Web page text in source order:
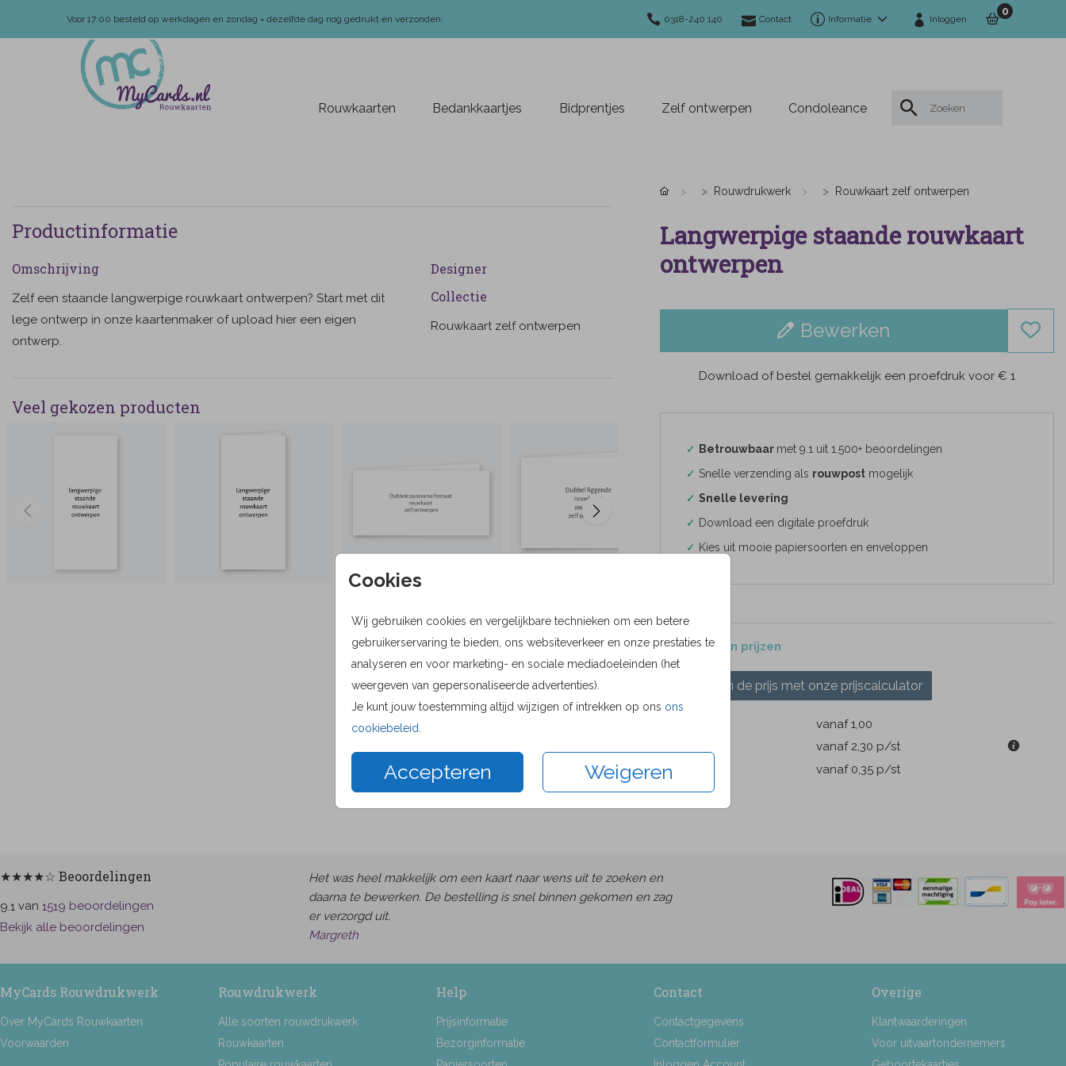
Voor 17:00 besteld op werkdagen en zondag = dezelfde dag nog gedrukt en verzonden. 0318-240 140 Contact Informatie Inloggen
0
Rouwkaarten Bedankkaartjes Bidprentjes Zelf ontwerpen Condoleance
Cookies
Wij gebruiken cookies en vergelijkbare technieken om een betere
gebruikerservaring te bieden, ons websiteverkeer en onze prestaties te
analyseren en voor marketing- en sociale mediadoeleinden (het
weergeven van gepersonaliseerde advertenties).
Je kunt jouw toestemming altijd wijzigen of intrekken op ons ons
cookiebeleid
Accepteren Weigeren
Productinformatie
Omschrijving
Zelf een staande langwerpige rouwkaart ontwerpen? Start met dit
lege ontwerp in onze kaartenmaker of upload hier een eigen
ontwerp.
Designer
Collectie
Rouwkaart zelf ontwerpen
Veel gekozen producten
Rouwdrukwerk Rouwkaart zelf ontwerpen
Langwerpige staande rouwkaart
ontwerpen
Bewerken
Download of bestel gemakkelijk een proefdruk voor € 1
✓ Betrouwbaar met 9.1 uit 1.500+ beoordelingen
✓ Snelle verzending als rouwpostmogelijk
✓ Snelle levering
✓ Download een digitale proefdruk
✓ Kies uit mooie papiersoorten en enveloppen
Formaten en prijzen
Bereken de prijs met onze prijscalculator
vanaf 1,00
vanaf 2,30 p/st
Enveloppen
vanaf 0,35 p/st
★★★★☆ Beoordelingen
9.1 van 1519 beoordelingen
Bekijk alle beoordelingen
Het was heel makkelijk om een kaart naar wens uit te zoeken en
daarna te bewerken. De bestelling is snel binnen gekomen en zag
er verzorgd uit.
Margreth
MyCards Rouwdrukwerk
Over MyCards Rouwkaarten
Voorwaarden
Rouwdrukwerk
Alle soorten rouwdrukwerk
Rouwkaarten
Help
Prijsinformatie
Bezorginformatie
Contact
Contactgegevens
Contactformulier
Overige
Klantwaarderingen
Voor uitvaartondernemers